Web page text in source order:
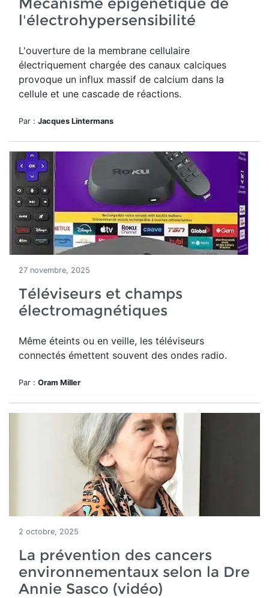
l'électrohypersensibilité
L'ouverture de la membrane cellulaire
électriquement chargée des canaux calciques
provoque un influx massif de calcium dans la
cellule et une cascade de réactions.
Par : Jacques Lintermans
27 novembre, 2025
Téléviseurs et champs
électromagnétiques
Même éteints ou en veille, les téléviseurs
connectés émettent souvent des ondes radio.
Par : Oram Miller
2 octobre, 2025
La prévention des cancers
environnementaux selon la Dre
Annie Sasco (vidéo)